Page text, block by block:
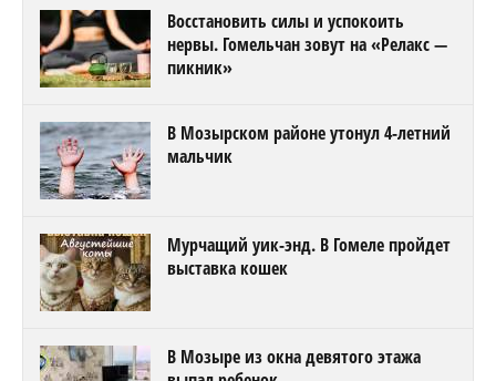
Восстановить силы и успокоить
нервы. Гомельчан зовут на «Релакс —
пикник»
В Мозырском районе утонул 4-летний
мальчик
Мурчащий уик-энд. В Гомеле пройдет
выставка кошек
В Мозыре из окна девятого этажа